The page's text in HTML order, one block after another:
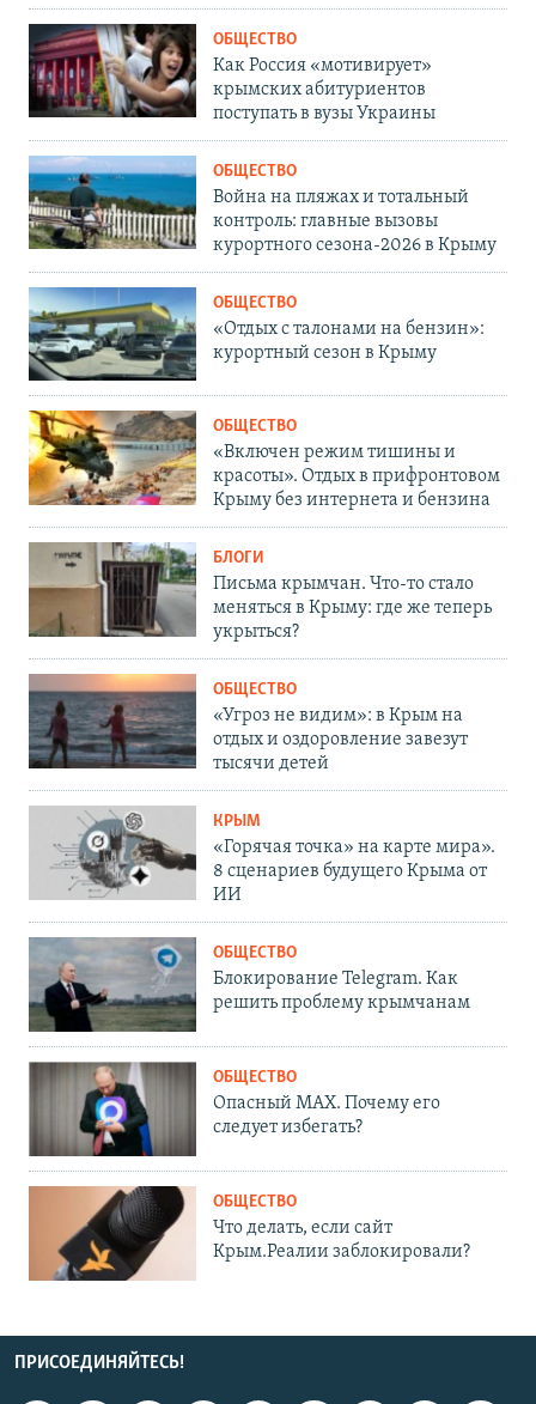
ОБЩЕСТВО
Как Россия «мотивирует»
крымских абитуриентов
поступать в вузы Украины
ОБЩЕСТВО
Война на пляжах и тотальный
контроль: главные вызовы
курортного сезона-2026 в Крыму
ОБЩЕСТВО
«Отдых с талонами на бензин»:
курортный сезон в Крыму
ОБЩЕСТВО
«Включен режим тишины и
красоты». Отдых в прифронтовом
Крыму без интернета и бензина
БЛОГИ
Письма крымчан. Что-то стало
меняться в Крыму: где же теперь
укрыться?
ОБЩЕСТВО
«Угроз не видим»: в Крым на
отдых и оздоровление завезут
тысячи детей
КРЫМ
«Горячая точка» на карте мира».
8 сценариев будущего Крыма от
ИИ
ОБЩЕСТВО
Блокирование Telegram. Как
решить проблему крымчанам
ОБЩЕСТВО
Опасный MAX. Почему его
следует избегать?
ОБЩЕСТВО
Что делать, если сайт
Крым.Реалии заблокировали?
ПРИСОЕДИНЯЙТЕСЬ!